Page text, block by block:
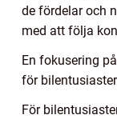
de fördelar och
med att följa
En fokusering
för
För